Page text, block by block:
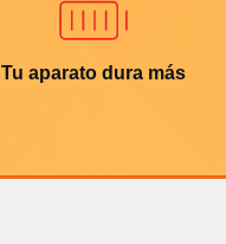
Tu aparato dura más